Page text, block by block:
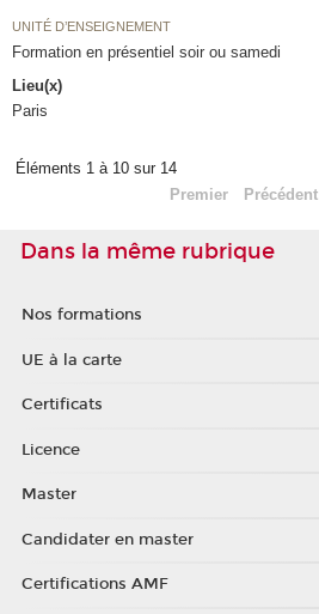
UNITÉ D’ENSEIGNEMENT
Formation en présentiel soir ou samedi
Lieu(x)
Paris
Éléments 1 à 10 sur 14
Premier
Précédent
Dans la même rubrique
Nos formations
UE à la carte
Certificats
Licence
Master
Candidater en master
Certifications AMF